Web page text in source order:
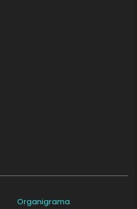
Organigrama